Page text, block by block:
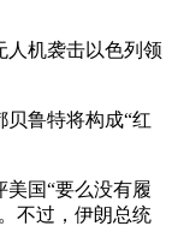
人机袭击以色列领
鲁特将构成“红
国“要么没有履
不过，伊朗总统